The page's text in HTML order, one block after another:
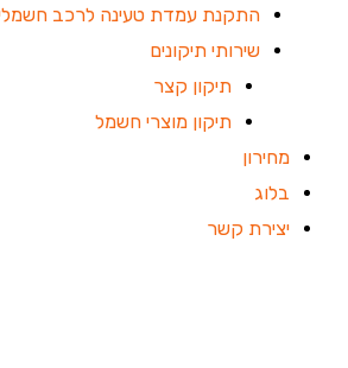
התקנת עמדת טעינה לרכב חשמלי
שירותי תיקונים
תיקון קצר
תיקון מוצרי חשמל
מחירון
בלוג
יצירת קשר